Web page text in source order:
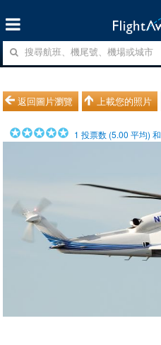
返回圖片瀏覽 上載您的照片
1 投票数 (5.00 平均) 和